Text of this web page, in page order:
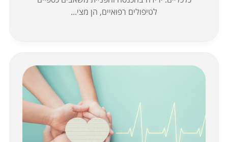
לטיפולים רפואיים, הן מצי...